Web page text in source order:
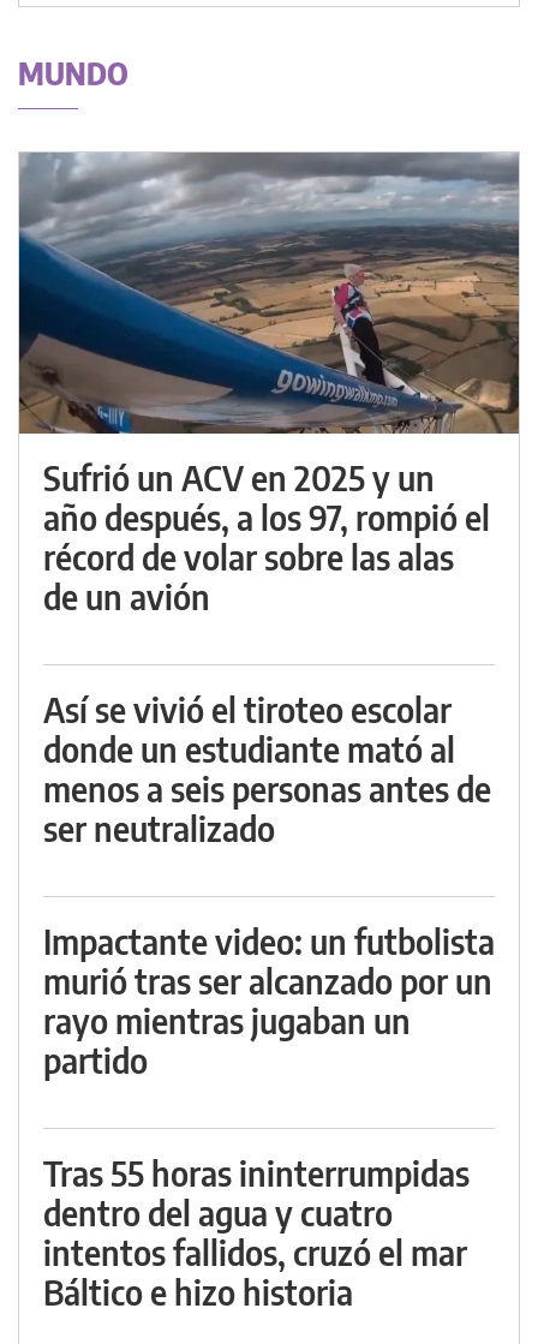
MUNDO
Sufrió un ACV en 2025 y un
año después, a los 97, rompió el
récord de volar sobre las alas
de un avión
Así se vivió el tiroteo escolar
donde un estudiante mató al
menos a seis personas antes de
ser neutralizado
Impactante video: un futbolista
murió tras ser alcanzado por un
rayo mientras jugaban un
partido
Tras 55 horas ininterrumpidas
dentro del agua y cuatro
intentos fallidos, cruzó el mar
Báltico e hizo historia